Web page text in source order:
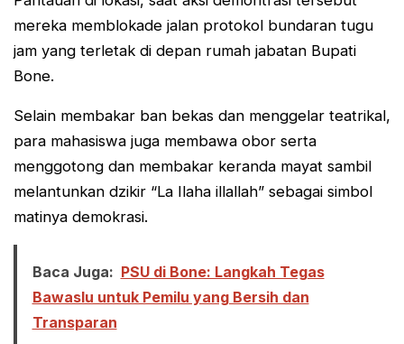
mereka memblokade jalan protokol bundaran tugu
jam yang terletak di depan rumah jabatan Bupati
Bone.
Selain membakar ban bekas dan menggelar teatrikal,
para mahasiswa juga membawa obor serta
menggotong dan membakar keranda mayat sambil
melantunkan dzikir “La Ilaha illallah” sebagai simbol
matinya demokrasi.
Baca Juga: PSU di Bone: Langkah Tegas
Bawaslu untuk Pemilu yang Bersih dan
Transparan